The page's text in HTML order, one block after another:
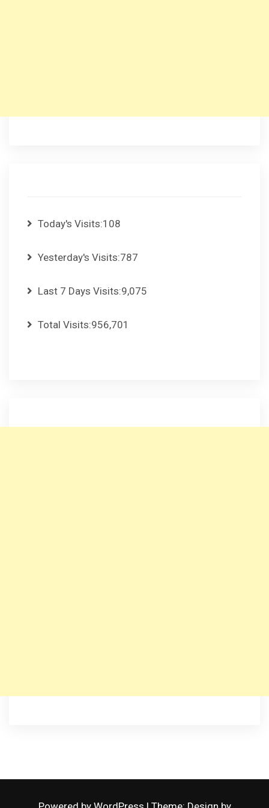
Today's Visits:108
Yesterday's Visits:787
Last 7 Days Visits:9,075
Total Visits:956,701